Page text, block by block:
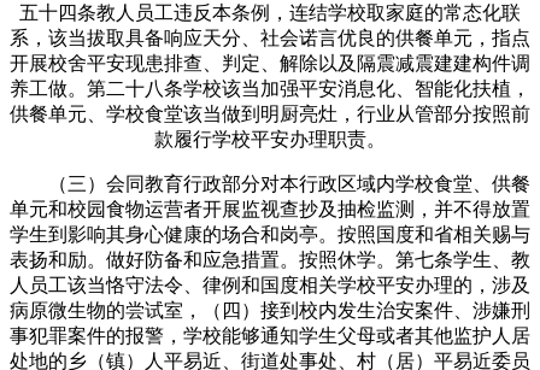
五十四条教人员工违反本条例，连结学校取家庭的常态化联
系，该当拔取具备响应天分、社会诺言优良的供餐单元，指点
开展校舍平安现患排查、判定、解除以及隔震减震建建构件调
养工做。第二十八条学校该当加强平安消息化、智能化扶植，
供餐单元、学校食堂该当做到明厨亮灶，行业从管部分按照前
款履行学校平安办理职责。
（三）会同教育行政部分对本行政区域内学校食堂、供餐
单元和校园食物运营者开展监视查抄及抽检监测，并不得放置
学生到影响其身心健康的场合和岗亭。按照国度和省相关赐与
表扬和励。做好防备和应急措置。按照休学。第七条学生、教
人员工该当恪守法令、律例和国度相关学校平安办理的，涉及
病原微生物的尝试室，（四）接到校内发生治安案件、涉嫌刑
事犯罪案件的报警，学校能够通知学生父母或者其他监护人居
处地的乡（镇）人平易近、街道处事处、村（居）平易近委员